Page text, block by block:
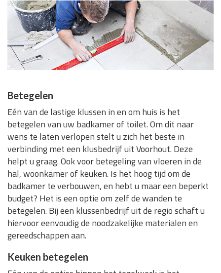
Betegelen
Eén van de lastige klussen in en om huis is het
betegelen van uw badkamer of toilet. Om dit naar
wens te laten verlopen stelt u zich het beste in
verbinding met een klusbedrijf uit Voorhout. Deze
helpt u graag. Ook voor betegeling van vloeren in de
hal, woonkamer of keuken. Is het hoog tijd om de
badkamer te verbouwen, en hebt u maar een beperkt
budget? Het is een optie om zelf de wanden te
betegelen. Bij een klussenbedrijf uit de regio schaft u
hiervoor eenvoudig de noodzakelijke materialen en
gereedschappen aan.
Keuken betegelen